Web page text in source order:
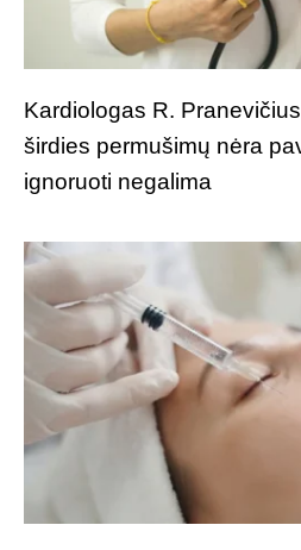
Kardiologas R.
širdies permušimų nėra
ignoruoti negalima